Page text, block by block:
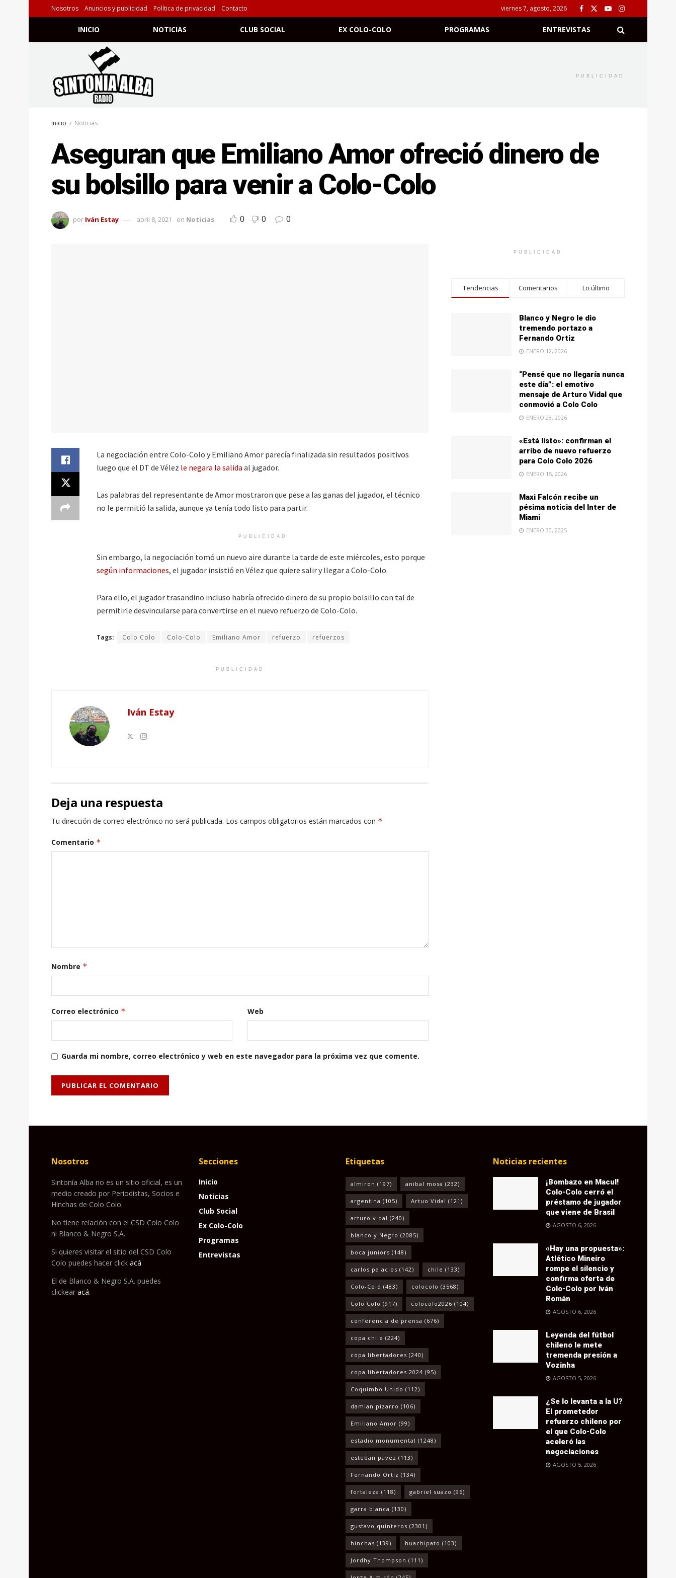
Nosotros Anuncios y publicidad Política de privacidad Contacto viernes 7, agosto, 2026
INICIO NOTICIAS CLUB SOCIAL EX COLO-COLO PROGRAMAS ENTREVISTAS
PUBLICIDAD
Inicio Noticias
Aseguran que Emiliano Amor ofreció dinero de
su bolsillo para venir a Colo-Colo
por Iván Estay abril 8, 2021 en Noticias 0 0 0
La negociación entre Colo-Colo y Emiliano Amor parecía finalizada sin resultados positivos
luego que el DT de Vélez le negara la salida al jugador.
Las palabras del representante de Amor mostraron que pese a las ganas del jugador, el técnico
no le permitió la salida, aunque ya tenía todo listo para partir.
PUBLICIDAD
Sin embargo, la negociación tomó un nuevo aire durante la tarde de este miércoles, esto porque
según informaciones, el jugador insistió en Vélez que quiere salir y llegar a Colo-Colo.
Para ello, el jugador trasandino incluso habría ofrecido dinero de su propio bolsillo con tal de
permitirle desvincularse para convertirse en el nuevo refuerzo de Colo-Colo.
Tags: Colo Colo Colo-Colo Emiliano Amor refuerzo refuerzos
PUBLICIDAD
Iván Estay
Deja una respuesta
Tu dirección de correo electrónico no será publicada. Los campos obligatorios están marcados con *
Comentario *
Nombre *
Correo electrónico * Web
Guarda mi nombre, correo electrónico y web en este navegador para la próxima vez que comente.
PUBLICIDAD
Tendencias Comentarios Lo último
Blanco y Negro le dio
tremendo portazo a
Fernando Ortiz
ENERO 12, 2026
“Pensé que no llegaría nunca
este día”: el emotivo
mensaje de Arturo Vidal que
conmovió a Colo Colo
ENERO 28, 2026
«Está listo»: confirman el
arribo de nuevo refuerzo
para Colo Colo 2026
ENERO 15, 2026
Maxi Falcón recibe un
pésima noticia del Inter de
Miami
ENERO 30, 2025
Nosotros
Sintonía Alba no es un sitio oficial, es un
medio creado por Periodistas, Socios e
Hinchas de Colo Colo.
No tiene relación con el CSD Colo Colo
ni Blanco & Negro S.A.
Si quieres visitar el sitio del CSD Colo
Colo puedes hacer click acá
El de Blanco & Negro S.A. puedes
clickear acá.
Secciones
Inicio
Noticias
Club Social
Ex Colo-Colo
Programas
Entrevistas
Etiquetas
almiron (197) anibal mosa (232)
argentina (105) Artuo Vidal (121)
arturo vidal (240)
blanco y Negro (2085)
boca juniors (148)
carlos palacios (142) chile (133)
Colo-Colo (483) colocolo (3568)
Colo Colo (917) colocolo2026 (104)
conferencia de prensa (676)
copa chile (224)
copa libertadores (240)
copa libertadores 2024 (95)
Coquimbo Unido (112)
damian pizarro (106)
Emiliano Amor (99)
estadio monumental (1248)
esteban pavez (113)
Fernando Ortiz (134)
fortaleza (118) gabriel suazo (96)
garra blanca (130)
gustavo quinteros (2301)
hinchas (139) huachipato (103)
Jordhy Thompson (111)
Noticias recientes
¡Bombazo en Macul!
Colo-Colo cerró el
préstamo de jugador
que viene de Brasil
AGOSTO 6, 2026
«Hay una propuesta»:
Atlético Mineiro
rompe el silencio y
confirma oferta de
Colo-Colo por Iván
Román
AGOSTO 6, 2026
Leyenda del fútbol
chileno le mete
tremenda presión a
Vozinha
AGOSTO 5, 2026
¿Se lo levanta a la U?
El prometedor
refuerzo chileno por
el que Colo-Colo
aceleró las
negociaciones
AGOSTO 5, 2026